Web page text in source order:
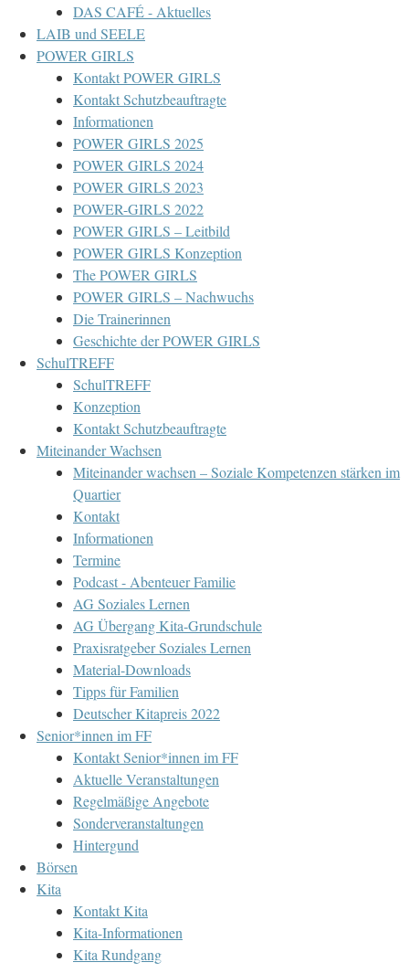
DAS CAFÉ - Aktuelles
LAIB und SEELE
POWER GIRLS
Kontakt POWER GIRLS
Kontakt Schutzbeauftragte
Informationen
POWER GIRLS 2025
POWER GIRLS 2024
POWER GIRLS 2023
POWER-GIRLS 2022
POWER GIRLS – Leitbild
POWER GIRLS Konzeption
The POWER GIRLS
POWER GIRLS – Nachwuchs
Die Trainerinnen
Geschichte der POWER GIRLS
SchulTREFF
SchulTREFF
Konzeption
Kontakt Schutzbeauftragte
Miteinander Wachsen
Miteinander wachsen – Soziale Kompetenzen stärken im
Quartier
Kontakt
Informationen
Termine
Podcast - Abenteuer Familie
AG Soziales Lernen
AG Übergang Kita-Grundschule
Praxisratgeber Soziales Lernen
Material-Downloads
Tipps für Familien
Deutscher Kitapreis 2022
Senior*innen im FF
Kontakt Senior*innen im FF
Aktuelle Veranstaltungen
Regelmäßige Angebote
Sonderveranstaltungen
Hintergund
Börsen
Kita
Kontakt Kita
Kita-Informationen
Kita Rundgang